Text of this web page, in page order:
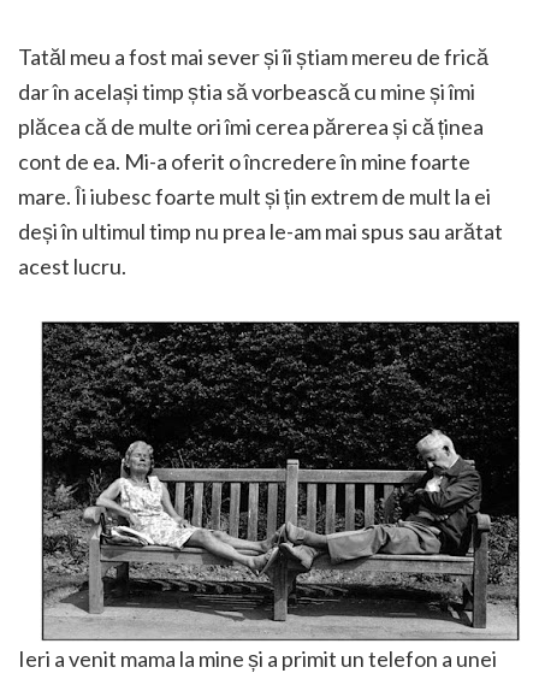
Tatăl meu a fost mai sever și îi știam mereu de frică
dar în același timp știa să vorbească cu mine și îmi
plăcea că de multe ori îmi cerea părerea și că ținea
cont de ea. Mi-a oferit o încredere în mine foarte
mare. Îi iubesc foarte mult și țin extrem de mult la ei
deși în ultimul timp nu prea le-am mai spus sau arătat
acest lucru.
Ieri a venit mama la mine și a primit un telefon a unei